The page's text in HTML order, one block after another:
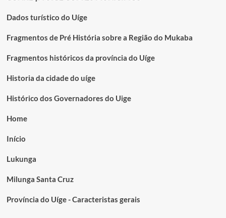
Dados turístico do Uíge
Fragmentos de Pré História sobre a Região do Mukaba
Fragmentos históricos da província do Uíge
Historia da cidade do uíge
Histórico dos Governadores do Uige
Home
Início
Lukunga
Milunga Santa Cruz
Província do Uíge - Caracteristas gerais